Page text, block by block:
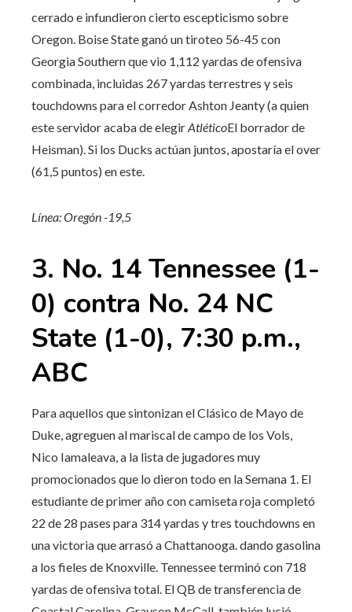
cerrado e infundieron cierto escepticismo sobre
Oregon. Boise State ganó un tiroteo 56-45 con
Georgia Southern que vio 1,112 yardas de ofensiva
combinada, incluidas 267 yardas terrestres y seis
touchdowns para el corredor Ashton Jeanty (a quien
este servidor acaba de elegirAtléticoEl borrador de
Heisman). Si los Ducks actúan juntos, apostaría el over
(61,5 puntos) en este.
Línea: Oregón -19,5
3. No. 14 Tennessee (1-
0) contra No. 24 NC
State (1-0), 7:30 p.m.,
ABC
Para aquellos que sintonizan el Clásico de Mayo de
Duke, agreguen al mariscal de campo de los Vols,
Nico Iamaleava, a la lista de jugadores muy
promocionados que lo dieron todo en la Semana 1. El
estudiante de primer año con camiseta roja completó
22 de 28 pases para 314 yardas y tres touchdowns en
una victoria que arrasó a Chattanooga. dando gasolina
a los fieles de Knoxville. Tennessee terminó con 718
yardas de ofensiva total. El QB de transferencia de